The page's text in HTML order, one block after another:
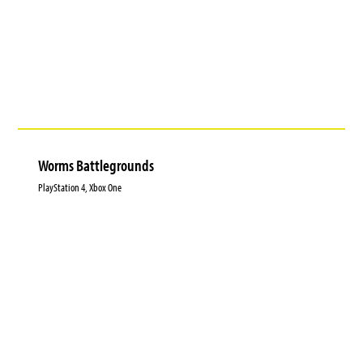
Worms Battlegrounds
PlayStation 4, Xbox One